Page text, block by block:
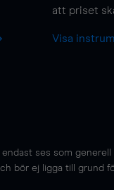
att priset
Visa
ses som
bör ej ligga till grund